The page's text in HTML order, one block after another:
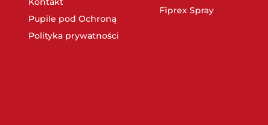
Pupile pod Ochroną
Polityka prywatności
Fiprex Spray